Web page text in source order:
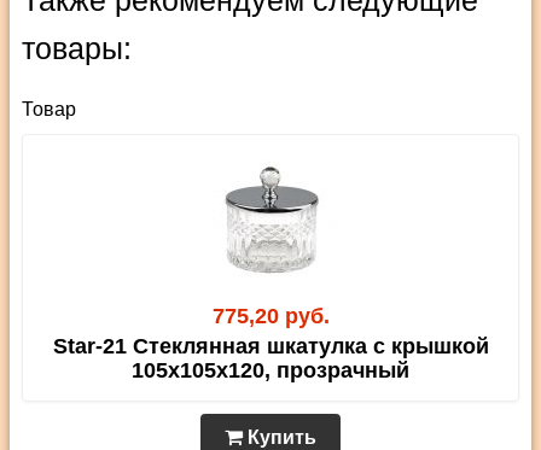
товары:
Товар
775,20 руб.
Star-21 Стеклянная шкатулка с крышкой
105х105х120, прозрачный
Купить